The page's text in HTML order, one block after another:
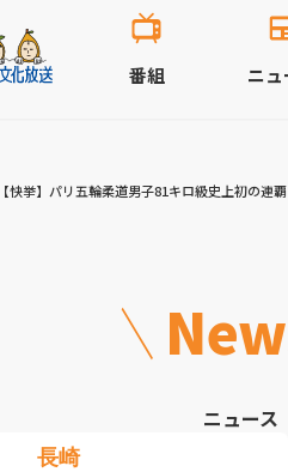
番組 ニュ
【快挙】パリ五輪柔道男子81キロ級史上初の
ニュース
長崎